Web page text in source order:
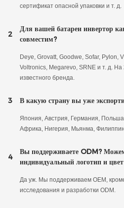
сертификат опасной упаковки и т. д.
2
Для вашей батареи инвертор
совместим?
Deye, Grovatt, Goodwe, Sofar, Pylon,
Voltronics, Megarevo, SRNE и т. д.
известного бренда.
3 В какую страну вы уже
Япония, Австрия, Германия,
Африка, Нигерия, Мьянма,
4
Вы поддерживаете ODM?
индивидуальный логотип и
Да уж. Мы поддерживаем OEM,
исследования и разработки ODM.